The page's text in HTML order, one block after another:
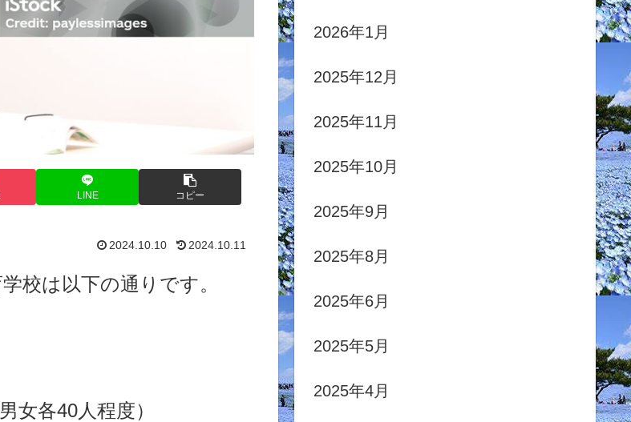
LINE コピー
2024.10.10 2024.10.11
校は以下の通りです。
女各40人程度）
2026年1月
2025年12月
2025年11月
2025年10月
2025年9月
2025年8月
2025年6月
2025年5月
2025年4月